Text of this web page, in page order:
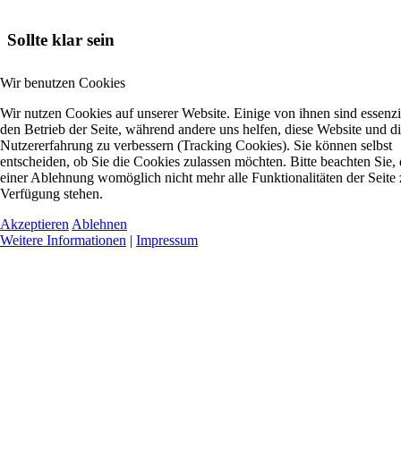
Sollte klar sein
Wir benutzen Cookies
Wir nutzen Cookies auf unserer Website. Einige von ihnen sind
den Betrieb der Seite, während andere uns helfen, diese Website und
Nutzererfahrung zu verbessern (Tracking Cookies). Sie können selbst
entscheiden, ob Sie die Cookies zulassen möchten. Bitte beachten Sie,
einer Ablehnung womöglich nicht mehr alle Funktionalitäten der Seite
Verfügung stehen.
Akzeptieren Ablehnen
Weitere Informationen | Impressum